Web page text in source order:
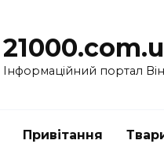
Інформаційний портал
Привітання